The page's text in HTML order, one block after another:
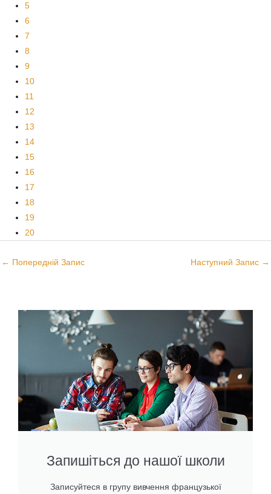
5
6
7
8
9
10
11
12
13
14
15
16
17
18
19
20
← Попередній Запис Наступний Запис →
Запишіться до нашої школи
Записуйтеся в групу вивчення французької